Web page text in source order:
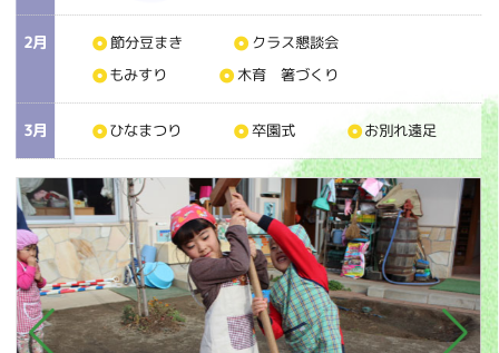
2月 節分豆まき クラス懇談会
もみすり 木育 箸づくり
3月 ひなまつり 卒園式 お別れ遠足